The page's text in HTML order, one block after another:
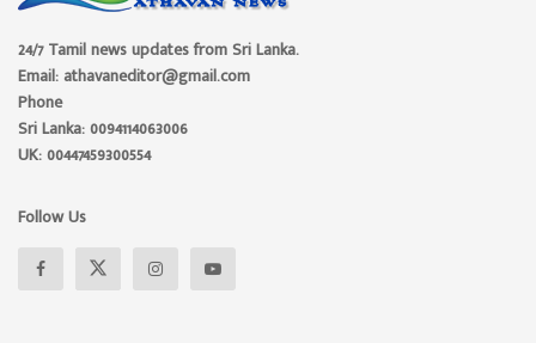
24/7 Tamil news updates from Sri Lanka.
Email: athavaneditor@gmail.com
Phone
Sri Lanka: 0094114063006
UK: 00447459300554
Follow Us